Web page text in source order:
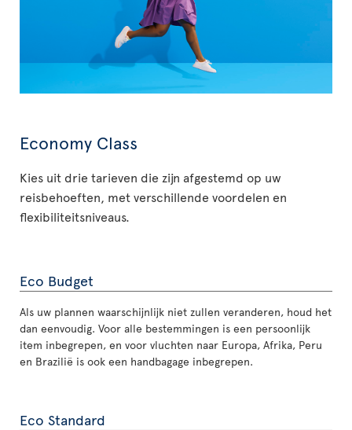
Economy Class
Kies uit drie tarieven die zijn afgestemd op uw
reisbehoeften, met verschillende voordelen en
flexibiliteitsniveaus.
Eco Budget
Als uw plannen waarschijnlijk niet zullen veranderen, houd het
dan eenvoudig. Voor alle bestemmingen is een persoonlijk
item inbegrepen, en voor vluchten naar Europa, Afrika, Peru
en Brazilië is ook een handbagage inbegrepen.
Eco Standard